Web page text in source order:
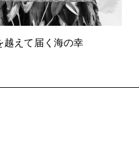
越えて届く海の幸